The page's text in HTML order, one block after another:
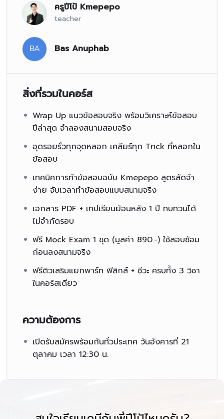
ติวโค้งสุดท้าย คืนหมาหอน MWIT KVIS รอบ 1
ติวเตอร์สุดเทพ
รายละเอียดคอร์ส
ชื่อคอร์ส:MWIT KVIS รอบ 1 – ติวโค้งสุดท้าย คืนหมาหอน
พี่ปีโป้ KMEPEPO (เคมี)
ครูนท์ BIONONT (ชีวะ)
รูปแบบการเรียน:สดผ่าน Zoom หรือดูย้อนหลังผ่านเว็บไซต์
เสาร์ 1 พฤศจิกายน 2568 | เวลา 19:00–22:00 น. | เคมี
ครูปีโป้ Kmepepo
teacher
BA Bas Anuphab
สิ่งที่รวมในคอร์ส
Wrap Up แนวข้อสอบจริง พร้อมวิเคราะห์ข้อสอบ
ปีล่าสุด จำลองสนามสอบจริง
อุดรอยรั่วทุกจุดหลอก เคลียร์ทุก Trick ที่หลอกใน
ข้อสอบ
เทคนิคการทำข้อสอบฉบับ Kmepepo สูตรลัดจำ
ง่าย จับเวลาทำข้อสอบแบบสนามจริง
เอกสาร PDF + เทปเรียนย้อนหลัง 1 ปี ทบทวนได้
ไม่จำกัดรอบ
ฟรี Mock Exam 1 ชุด (มูลค่า 890.-) ใช้สอบซ้อม
ก่อนลงสนามจริง
ฟรีติวเสริมแยกพาร์ท ฟิสิกส์ + ชีวะ ครบทั้ง 3 วิชา
ในคอร์สเดียว
ความต้องการ
เปิดรับสมัครพร้อมกันทั่วประเทศ วันอังคารที่ 21
ตุลาคม เวลา 12:30 น.